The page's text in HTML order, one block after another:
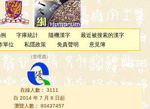
字庫統計 隨機漢字
最近被搜索的漢字
單位 私隱政策 免責聲明 意見簿
（管理員 ）
在線人數： 3111
自 2014 年 7 月 8 日起
瀏覽人數： 80437457